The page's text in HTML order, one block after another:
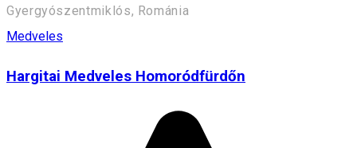
Gyergyószentmiklós, Románia
Medveles
Hargitai Medveles Homoródfürdőn